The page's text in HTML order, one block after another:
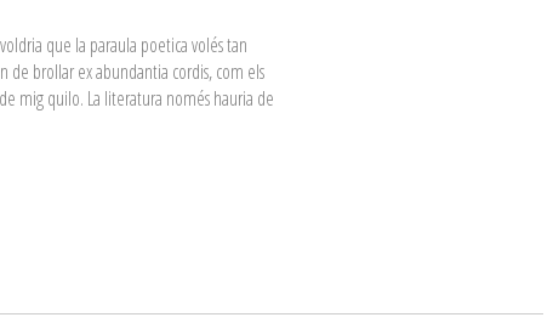
que la paraula poetica volés tan
de brollar ex abundantia cordis, com els
mig quilo. La literatura només hauria de